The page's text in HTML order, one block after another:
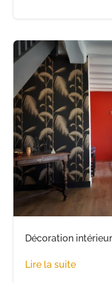
Décoration
Lire la suite